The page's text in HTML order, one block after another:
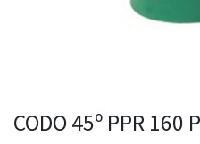
CODO 45º PPR 160